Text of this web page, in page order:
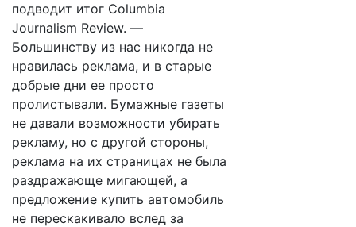
подводит итог Columbia
Journalism Review. —
Большинству из нас никогда не
нравилась реклама, и в старые
добрые дни ее просто
пролистывали. Бумажные газеты
не давали возможности убирать
рекламу, но с другой стороны,
реклама на их страницах не была
раздражающе мигающей, а
предложение купить автомобиль
не перескакивало вслед за